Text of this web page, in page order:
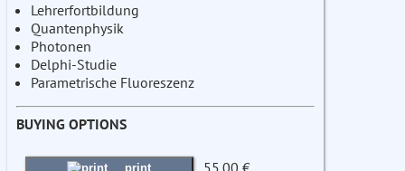
Lehrerfortbildung
Quantenphysik
Photonen
Delphi-Studie
Parametrische Fluoreszenz
BUYING OPTIONS
print